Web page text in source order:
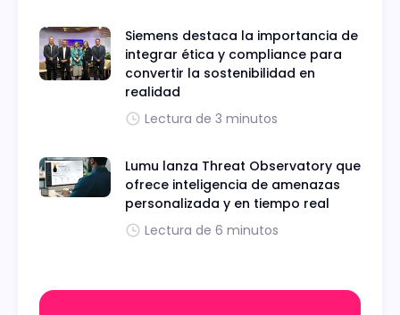
Siemens destaca la importancia de
integrar ética y compliance para
convertir la sostenibilidad en
realidad
Lectura de 3 minutos
Lumu lanza Threat Observatory que
ofrece inteligencia de amenazas
personalizada y en tiempo real
Lectura de 6 minutos